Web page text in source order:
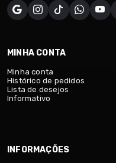
MINHA CONTA
Minha conta
Histórico de pedidos
Lista de desejos
Informativo
INFORMAÇÕES